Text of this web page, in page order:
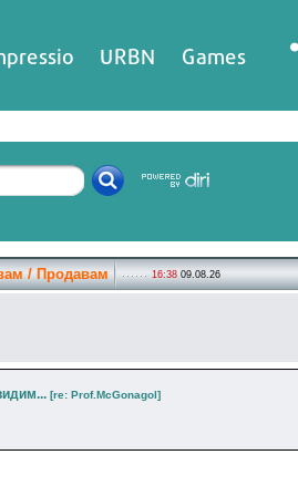
URBN Games
/ Продавам 16:38 09.08.26
[re: Prof.McGonagol]